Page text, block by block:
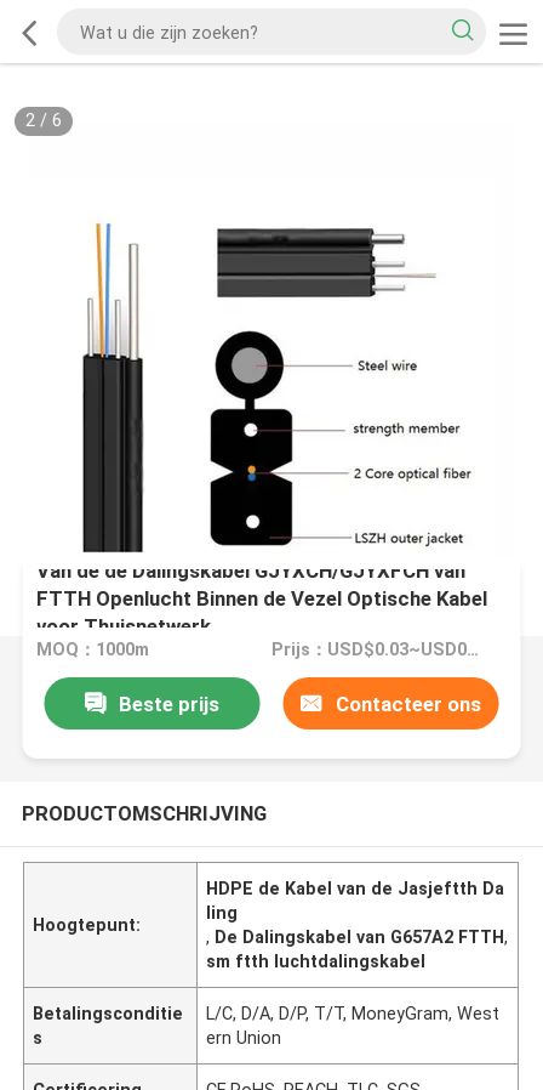
2/ 6
Van de de Dalingskabel GJYXCH/GJYXFCH van
FTTH Openlucht Binnen de Vezel Optische Kabel
voor Thuisnetwerk
MOQ：1000m Prijs：USD$0.03~USD0.04
Beste prijs Contacteer ons
PRODUCTOMSCHRIJVING
Hoogtepunt:
HDPE de Kabel van de Jasjeftth Da
ling
, De Dalingskabel van G657A2 FTTH,
sm ftth luchtdalingskabel
Betalingsconditie
s
L/C, D/A, D/P, T/T, MoneyGram, West
ern Union